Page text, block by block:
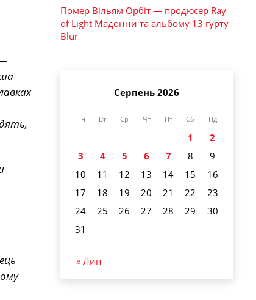
Помер Вільям Орбіт — продюсер Ray
of Light Мадонни та альбому 13 гурту
Blur
Серпень 2026
Пн Вт Ср Чт Пт Сб Нд
1
2
3
4 5 6 7 8
9
10
11 12 13 14 15
16
17
18 19 20 21 22
23
24
25 26 27 28 29
30
31
« Лип